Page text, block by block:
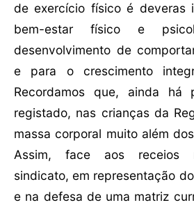
de exercício físico é deveras
bem-estar físico e
desenvolvimento de
e para o crescimento
Recordamos que, ainda há
registado, nas crianças da
massa corporal muito além
Assim, face aos receios
sindicato, em representação
e na defesa de uma matriz